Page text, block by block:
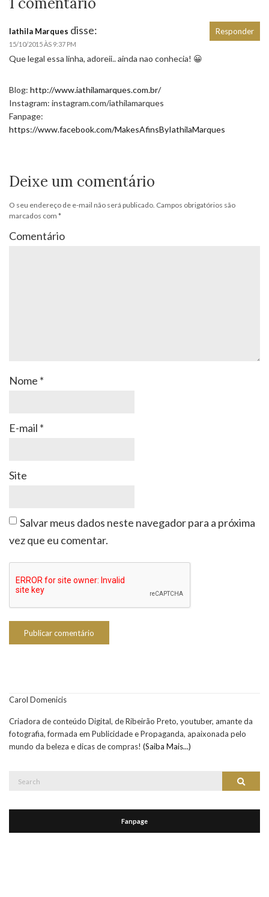
Iathila Marques disse:
15/10/2015 ÀS 9:37 PM
Que legal essa linha, adoreii.. ainda nao conhecia! 😀
Blog: http://www.iathilamarques.com.br/
Instagram: instagram.com/iathilamarques
Fanpage:
https://www.facebook.com/MakesAfinsByIathilaMarques
Responder
Deixe um comentário
O seu endereço de e-mail não será publicado. Campos obrigatórios são
marcados com *
Comentário
Nome *
E-mail *
Site
Salvar meus dados neste navegador para a próxima
vez que eu comentar.
Carol Domenicis
Criadora de conteúdo Digital, de Ribeirão Preto, youtuber, amante da
fotografia, formada em Publicidade e Propaganda, apaixonada pelo
mundo da beleza e dicas de compras! (Saiba Mais...)
Search
Fanpage